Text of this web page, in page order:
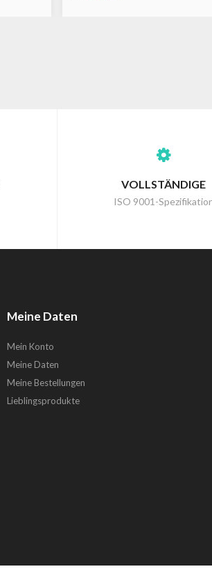
VOLLSTÄNDIGE
ISO 9001-
Meine Daten
Mein Konto
Meine Daten
Meine Bestellungen
Lieblingsprodukte